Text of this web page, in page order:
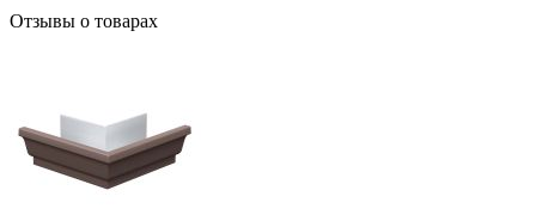
Отзывы о товарах